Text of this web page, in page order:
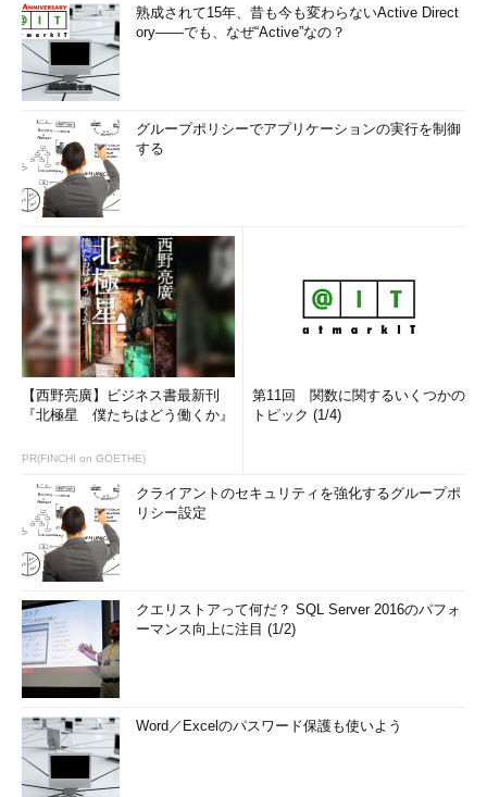
熟成されて15年、昔も今も変わらないActive Direct
ory――でも、なぜ“Active”なの？
グループポリシーでアプリケーションの実行を制御
する
【西野亮廣】ビジネス書最新刊
『北極星 僕たちはどう働くか』
PR(FINCHI on GOETHE)
第11回 関数に関するいくつかの
トピック (1/4)
クライアントのセキュリティを強化するグループポ
リシー設定
クエリストアって何だ？ SQL Server 2016のパフォ
ーマンス向上に注目 (1/2)
Word／Excelのパスワード保護も使いよう